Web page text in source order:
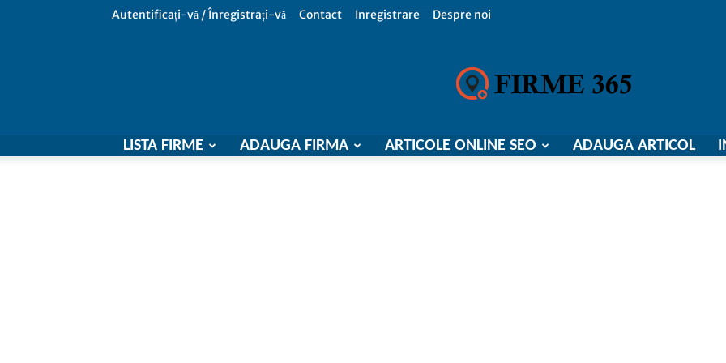
Autentificați-vă / Înregistrați-vă Contact Inregistrare Despre noi
Firme
LISTA FIRME ADAUGA FIRMA ARTICOLE ONLINE SEO ADAUGA ARTICOL